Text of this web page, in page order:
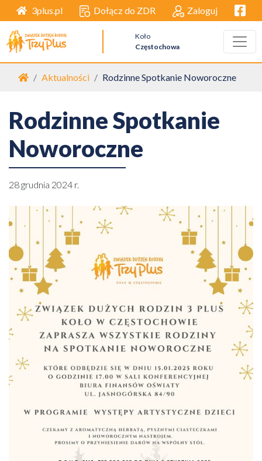
3plus.pl Dołącz do ZDR Zaloguj
Koło
Częstochowa
Strona główna
Aktualności Rodzinne Spotkanie Noworoczne
Rodzinne Spotkanie
Noworoczne
28 grudnia 2024 r.